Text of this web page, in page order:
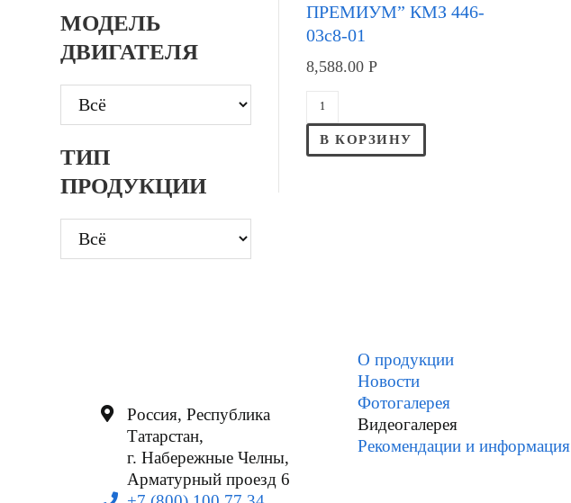
МОДЕЛЬ
ДВИГАТЕЛЯ
ТИП
ПРОДУКЦИИ
ПРЕМИУМ” КМЗ 446-
03c8-01
8,588.00Р
В КОРЗИНУ
Россия, Республика
Татарстан,
г. Набережные Челны,
Арматурный проезд 6
О продукции
Новости
Фотогалерея
Видеогалерея
Рекомендации и информация